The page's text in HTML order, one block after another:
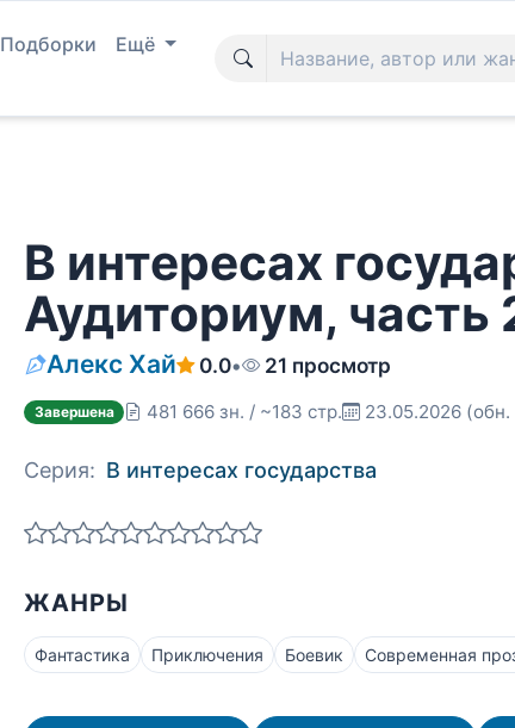
Подборки Ещё
В интересах
Аудиториум, часть
Алекс Хай 0.0• 21 просмотр
Завершена 481 666 зн. / ~183 стр. 23.05.2026 (обн.
Серия: В интересах государства
ЖАНРЫ
Фантастика Приключения Боевик Современная